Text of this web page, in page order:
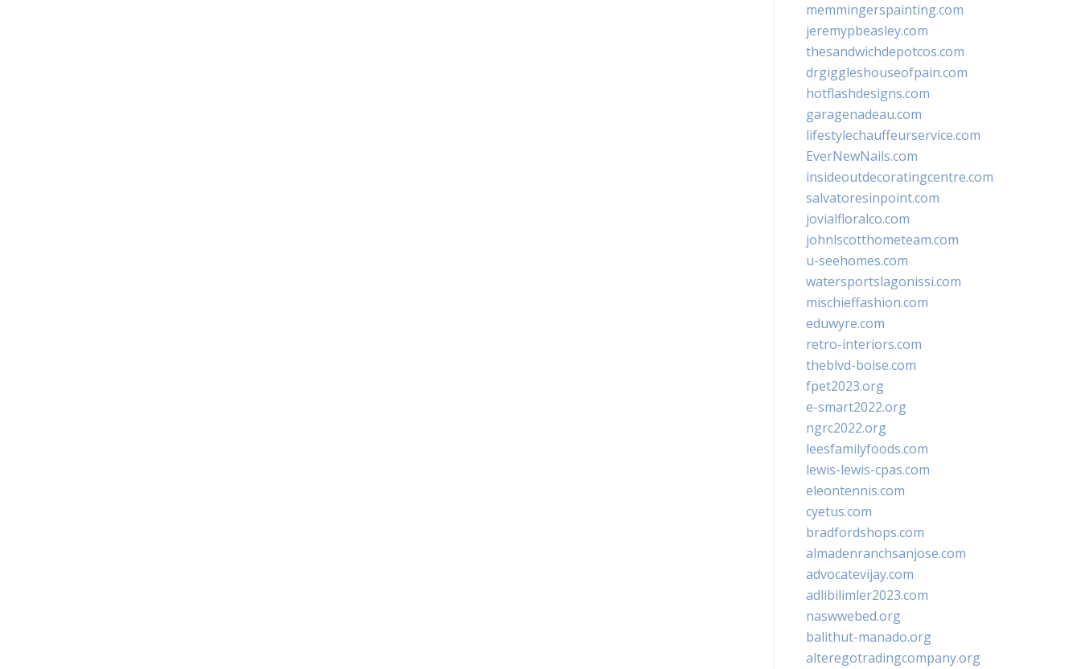
memmingerspainting.com
jeremypbeasley.com
thesandwichdepotcos.com
drgiggleshouseofpain.com
hotflashdesigns.com
garagenadeau.com
lifestylechauffeurservice.com
EverNewNails.com
insideoutdecoratingcentre.com
salvatoresinpoint.com
jovialfloralco.com
johnlscotthometeam.com
u-seehomes.com
watersportslagonissi.com
mischieffashion.com
eduwyre.com
retro-interiors.com
theblvd-boise.com
fpet2023.org
e-smart2022.org
ngrc2022.org
leesfamilyfoods.com
lewis-lewis-cpas.com
eleontennis.com
cyetus.com
bradfordshops.com
almadenranchsanjose.com
advocatevijay.com
adlibilimler2023.com
naswwebed.org
balithut-manado.org
alteregotradingcompany.org